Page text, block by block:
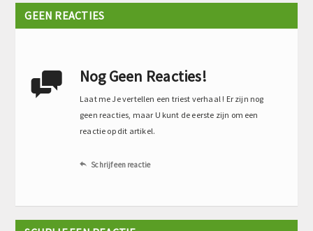
GEEN REACTIES
 Nog Geen Reacties!
Laat me Je vertellen een triest verhaal ! Er zijn nog
geen reacties, maar U kunt de eerste zijn om een
reactie op dit artikel.
 Schrijf een reactie